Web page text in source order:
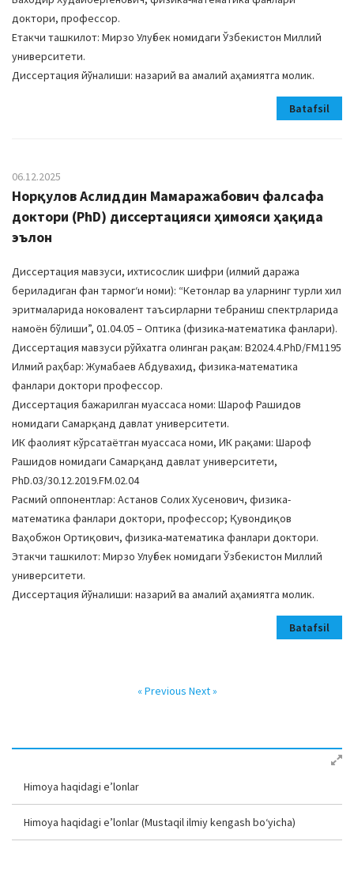
доктори, профессор.
Етакчи ташкилот: Мирзо Улуғбек номидаги Ўзбекистон Миллий
университети.
Диссертация йўналиши: назарий ва амалий аҳамиятга молик.
Batafsil
06.12.2025
Норқулов Аслиддин Мамаражабович фалсафа
доктори (PhD) диссертацияси ҳимояси ҳақида
эълон
Диссертация мавзуси, ихтисослик шифри (илмий даража
бериладиган фан тармогʻи номи): “Кетонлар ва уларнинг турли хил
эритмаларида ноковалент таъсирларни тебраниш спектрларида
намоён бўлиши”, 01.04.05 – Оптика (физика-математика фанлари).
Диссертация мавзуси рўйхатга олинган рақам: B2024.4.PhD/FM1195
Илмий раҳбар: Жумабаев Абдувахид, физика-математика
фанлари доктори профессор.
Диссертация бажарилган муассаса номи: Шароф Рашидов
номидаги Самарқанд давлат университети.
ИК фаолият кўрсатаётган муассаса номи, ИК рақами: Шароф
Рашидов номидаги Самарқанд давлат университети,
PhD.03/30.12.2019.FM.02.04
Расмий оппонентлар: Астанов Солих Хусенович, физика-
математика фанлари доктори, профессор; Қувондиқов
Ваҳобжон Ортиқович, физика-математика фанлари доктори.
Этакчи ташкилот: Мирзо Улуғбек номидаги Ўзбекистон Миллий
университети.
Диссертация йўналиши: назарий ва амалий аҳамиятга молик.
Batafsil
« Previous Next »
Himoya haqidagi e’lonlar
Himoya haqidagi e’lonlar (Mustaqil ilmiy kengash bo‘yicha)